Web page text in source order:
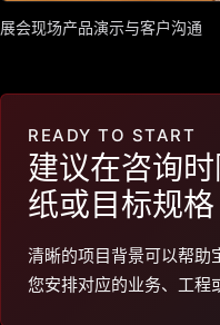
展会现场产品演示与客户沟通
READY TO START
建议在咨询
纸或目标规格
清晰的项目背景可以帮助
您安排对应的业务、工程